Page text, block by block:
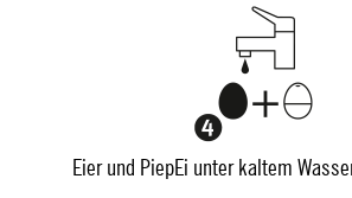
Eier und PiepEi unter kaltem